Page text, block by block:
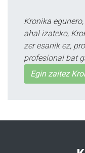
Kronika
ahal izateko,
zer esanik ez,
profesional bat
Egin zaitez